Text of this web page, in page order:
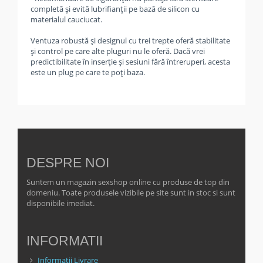
completă și evită lubrifianții pe bază de silicon cu
materialul cauciucat.
Ventuza robustă și designul cu trei trepte oferă stabilitate
și control pe care alte pluguri nu le oferă. Dacă vrei
predictibilitate în inserție și sesiuni fără întreruperi, acesta
este un plug pe care te poți baza.
DESPRE NOI
Suntem un magazin sexshop online cu produse de top din
domeniu. Toate produsele vizibile pe site sunt in stoc si sunt
disponibile imediat.
INFORMATII
Informatii Livrare